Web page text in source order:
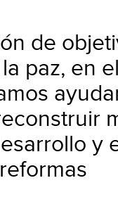
de
paz, en
y